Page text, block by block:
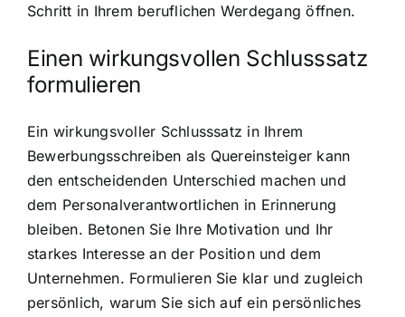
Schritt in Ihrem beruflichen Werdegang öffnen.
Einen wirkungsvollen Schlusssatz
formulieren
Ein wirkungsvoller Schlusssatz in Ihrem
Bewerbungsschreiben als Quereinsteiger kann
den entscheidenden Unterschied machen und
dem Personalverantwortlichen in Erinnerung
bleiben. Betonen Sie Ihre Motivation und Ihr
starkes Interesse an der Position und dem
Unternehmen. Formulieren Sie klar und zugleich
persönlich, warum Sie sich auf ein persönliches